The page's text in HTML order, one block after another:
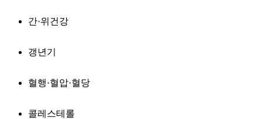
간·위건강
갱년기
혈행·혈압·혈당
콜레스테롤